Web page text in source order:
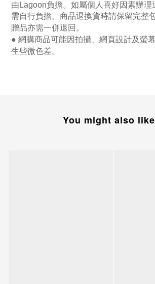
由Lagoon負擔。如屬個人喜好因素辦理
需自行負擔。商品退換貨時請保留完整
贈品亦需一併退回。
● 網購商品可能因拍攝、網頁設計及螢
生些微色差。
You might also